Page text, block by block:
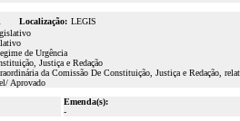
Localização: LEGIS
de Urgência
Justiça e Redação
da Comissão De Constituição, Justiça e Redação,
Aprovado
Emenda(s):
-